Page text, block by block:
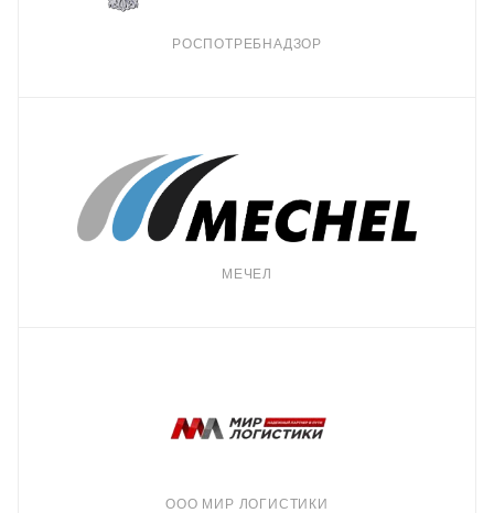
РОСПОТРЕБНАДЗОР
МЕЧЕЛ
ООО МИР ЛОГИСТИКИ